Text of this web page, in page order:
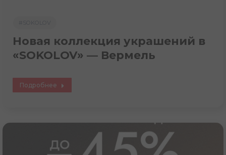
Новая коллекция украшений в
«SOKOLOV» — Вермель
Подробнее